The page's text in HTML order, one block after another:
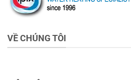
VỀ CHÚNG TÔI